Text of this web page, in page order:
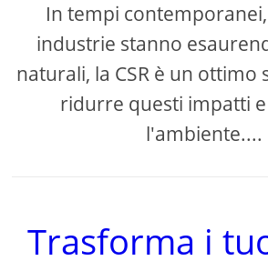
In tempi
industrie stanno
naturali, la CSR è un
ridurre questi impatti
l'ambiente....
Trasforma i